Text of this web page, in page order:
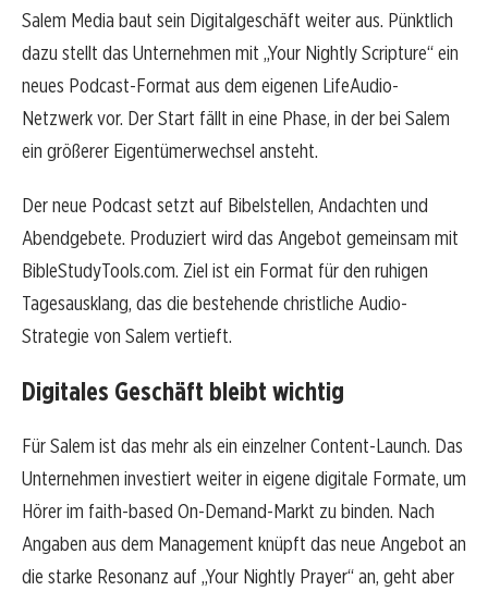
Salem Media baut sein Digitalgeschäft weiter aus. Pünktlich
dazu stellt das Unternehmen mit „Your Nightly Scripture“ ein
neues Podcast-Format aus dem eigenen LifeAudio-
Netzwerk vor. Der Start fällt in eine Phase, in der bei Salem
ein größerer Eigentümerwechsel ansteht.
Der neue Podcast setzt auf Bibelstellen, Andachten und
Abendgebete. Produziert wird das Angebot gemeinsam mit
BibleStudyTools.com. Ziel ist ein Format für den ruhigen
Tagesausklang, das die bestehende christliche Audio-
Strategie von Salem vertieft.
Digitales Geschäft bleibt wichtig
Für Salem ist das mehr als ein einzelner Content-Launch. Das
Unternehmen investiert weiter in eigene digitale Formate, um
Hörer im faith-based On-Demand-Markt zu binden. Nach
Angaben aus dem Management knüpft das neue Angebot an
die starke Resonanz auf „Your Nightly Prayer“ an, geht aber